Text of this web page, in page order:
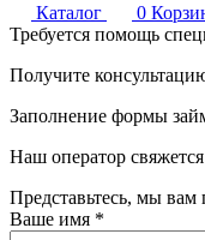
Каталог 0
Требуется помощь
Получите
Заполнение формы
Наш оператор
Представьтесь, мы
Ваше имя *